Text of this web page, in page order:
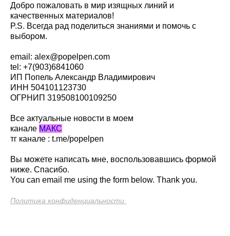
Добро пожаловать в мир изящных линий и
качественных материалов!
P.S. Всегда рад поделиться знаниями и помочь с
выбором.
email: alex@popelpen.com
tel: +7(903)6841060
ИП Попель Александр Владимирович
ИНН 504101123730
ОГРНИП 319508100109250
Все актуальные новости в моем
канале МАКС
тг канале : t.me/popelpen
Вы можете написать мне, воспользовавшись формой
ниже. Спасибо.
You can email me using the form below. Thank you.
Политика конфиденциальности